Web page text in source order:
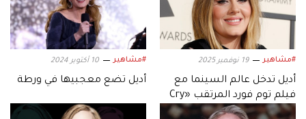
#مشاهير 19 نوفمبر 2025
أديل تدخل عالم السينما مع
فيلم توم فورد المرتقب «Cry
To Heaven»
#مشاهير 10 أكتوبر 2024
أديل تضع معجبيها في ورطة